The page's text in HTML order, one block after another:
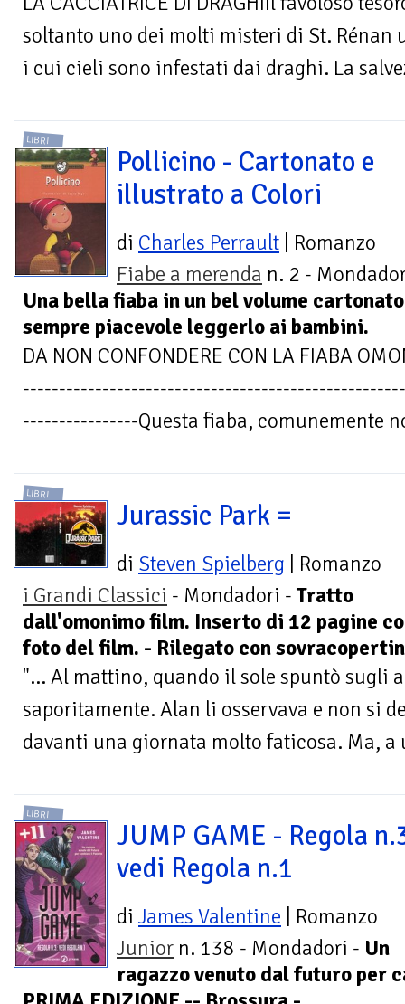
soltanto uno dei molti misteri di St. Rénan
i cui cieli sono infestati dai draghi. La
LIBRI
Pollicino - Cartonato e
illustrato a Colori
di Charles Perrault | Romanzo
Fiabe a merenda n. 2 -
Una bella fiaba in un bel volume
sempre piacevole leggerlo ai bambini.
DA NON CONFONDERE CON LA FIABA
----------------Questa fiaba, comunemente
LIBRI
Jurassic Park =
di Steven Spielberg | Romanzo
i Grandi Classici - Mondadori - Tratto
dall'omonimo film. Inserto di 12 pagine
foto del film. - Rilegato con
"... Al mattino, quando il sole spuntò sugli
saporitamente. Alan li osservava e non si
davanti una giornata molto faticosa. Ma, a
LIBRI
JUMP GAME - Regola
vedi Regola n.1
di James Valentine | Romanzo
Junior n. 138 - Mondadori - Un
ragazzo venuto dal futuro per